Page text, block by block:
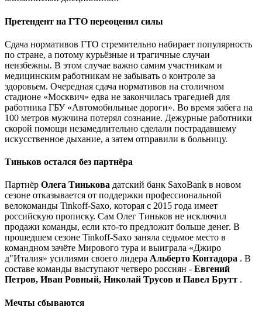
Претендент на ГТО переоценил силы
Сдача нормативов ГТО стремительно набирает популярность
по стране, а потому курьёзные и трагичные случаи
неизбежны. В этом случае важно самим участникам и
медицинским работникам не забывать о контроле за
здоровьем. Очередная сдача нормативов на столичном
стадионе «Москвич» едва не закончилась трагедией для
работника ГБУ «Автомобильные дороги». Во время забега на
100 метров мужчина потерял сознание. Дежурные работники
скорой помощи незамедлительно сделали пострадавшему
искусственное дыхание, а затем отправили в больницу.
Тиньков остался без партнёра
Партнёр Олега Тинькова датский банк SaxoBank в новом
сезоне отказывается от поддержки профессиональной
велокоманды Tinkoff-Saxo, которая с 2015 года имеет
российскую прописку. Сам Олег Тиньков не исключил
продажи команды, если кто-то предложит больше денег. В
прошедшем сезоне Tinkoff-Saxo заняла седьмое место в
командном зачёте Мирового тура и выиграла «Джиро
д"Италия» усилиями своего лидера Альберто Контадора . В
составе команды выступают четверо россиян - Евгений
Петров, Иван Ровный, Николай Трусов и Павел Брутт .
Мечты сбываются